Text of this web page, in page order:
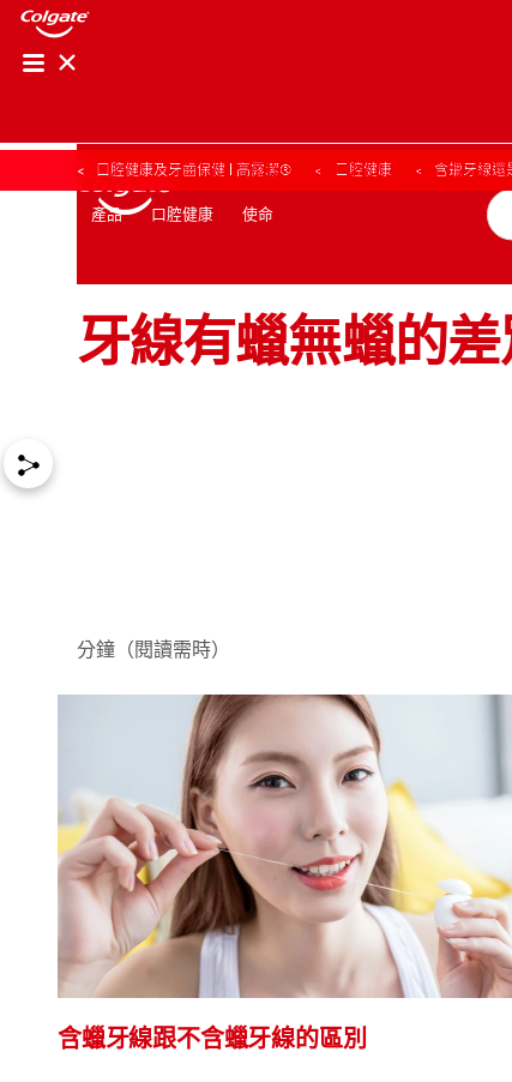
產品 口腔健康 使命
台灣(繁體中文)
產品 口腔健康 使命
口腔健康及牙齒保健 | 高露潔® 口腔健康 含蠟牙線還
牙線有蠟無蠟的
分鐘（閱讀需時）
含蠟牙線跟不含蠟牙線的區別